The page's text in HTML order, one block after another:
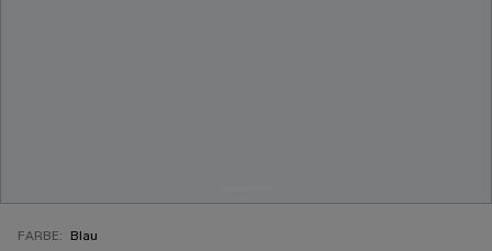
FARBE: Blau